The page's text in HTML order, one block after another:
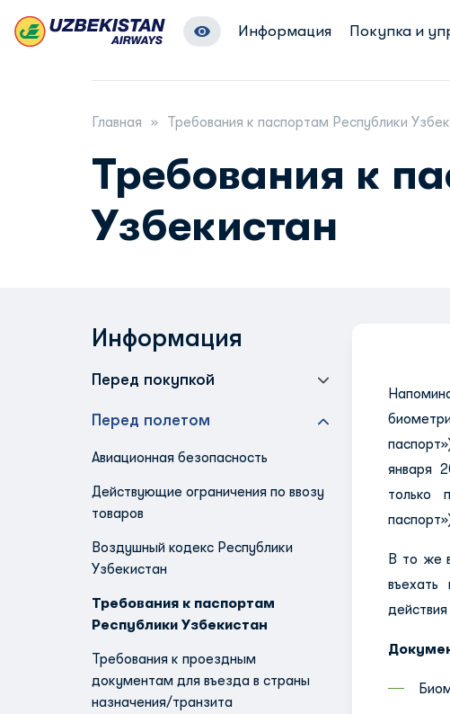
Информация Покупка и
Главная Требования к паспортам Республики
Требования к
Узбекистан
Информация
Перед покупкой
Перед полетом
Авиационная безопасность
Действующие ограничения по ввозу
товаров
Воздушный кодекс Республики
Узбекистан
Требования к паспортам
Республики Узбекистан
Требования к проездным
документам для въезда в страны
назначения/транзита
января
только
В то же
действия